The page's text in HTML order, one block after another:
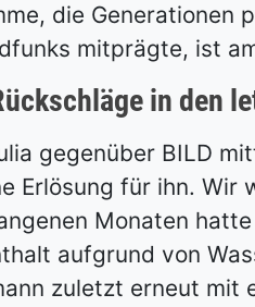
die
mitprägte, ist
in den
gegenüber BILD
Erlösung für ihn.
Monaten
aufgrund von
zuletzt erneut mit